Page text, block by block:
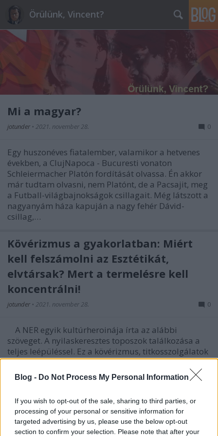
Blog - Do Not Process My Personal Information
If you wish to opt-out of the sale, sharing to third parties, or
processing of your personal or sensitive information for
targeted advertising by us, please use the below opt-out
section to confirm your selection. Please note that after your
Örülünk, Vincent?
Mi a magyar?
jotunder • 2021. november 28. 0
Egy huszonéves fiatalember, valamikor a hetvenes
években, a ClujNapoca - Bucuresti vonaton
Schleiermacher Platón fordítását olvassa. Én akkor
már tudtam olvasni, nem Platónt, de a Pacsajit, meg
a Futball-világbajnokságok csillagait. Még látszott a
nagyanyám háza kapuján a nagy fehér Dávid-
csillag,…
Kövérizmus a gyakorlatban: Miért
kell felszámolni az Esztétikát,
elvtársak? Mert a termelésre kell
koncentrálni!
jotunder • 2021. november 28. 0
A NER egyik kultúrheroinája írta az alábbi
szöveget. A nyilaskeresztes toposzok találkozása a
teljes leépüléssel. Ez a kövérizmus, titkosszolgálatok
nélkül. A szöveg a Facebookról származik. A rezsim
büszke szolgája az "ezért szükséges az átrendezés"
szöveggel éppen azt magyarázza el, hogy a…
Hogyan szekularizálta Orbán a
nagymagyar antiszemitizmust.